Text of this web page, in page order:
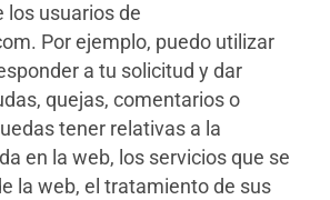
los usuarios de
Por ejemplo, puedo utilizar
a tu solicitud y dar
quejas, comentarios o
tener relativas a la
en la web, los servicios que se
la web, el tratamiento de sus